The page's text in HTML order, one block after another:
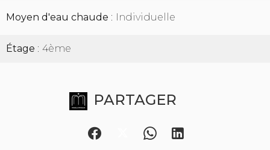
Moyen d'eau chaude Individuelle
Étage 4ème
PARTAGER